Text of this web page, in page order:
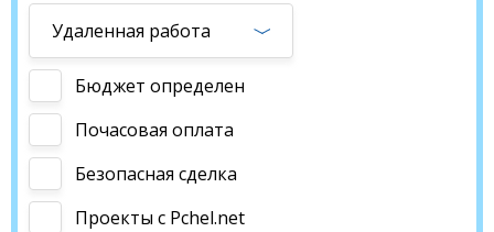
Pchel.net – здесь вы сможете найти
профессионального системного программиста или
работу, если сами являетесь таковым.
Удаленная работа
Бюджет определен
Почасовая оплата
Безопасная сделка
Проекты c Pchel.net